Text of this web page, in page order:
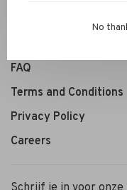
Exchanges & retour
FAQ
Terms and Conditions
Privacy Policy
Careers
No